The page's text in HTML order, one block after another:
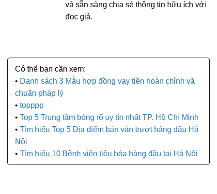
và sẵn sàng chia sẻ thông tin hữu ích với
đọc giả.
Danh sách 3 Mẫu hợp đồng vay tiền hoàn chỉnh và
chuẩn pháp lý
topppp
Top 5 Trung tâm bóng rổ uy tín nhất TP. Hồ Chí Minh
Tìm hiểu Top 5 Địa điểm bán ván trượt hàng đầu Hà
Nội
Tìm hiểu 10 Bệnh viện tiêu hóa hàng đầu tại Hà Nội